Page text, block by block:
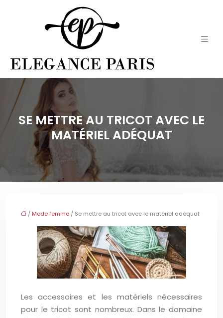
SE METTRE AU TRICOT AVEC LE
MATÉRIEL ADÉQUAT
/ Mode femme / Se mettre au tricot avec le matériel adéquat
Les accessoires et les matériels nécessaires
pour le tricot sont nombreux. Dans le domaine